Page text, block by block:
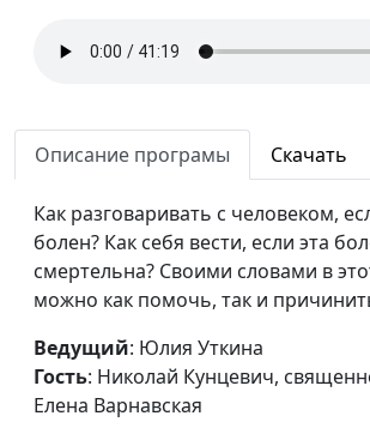
Описание програмы Скачать
Как разговаривать с человеком,
болен? Как себя вести, если эта
смертельна? Своими словами в
можно как помочь, так и
Ведущий: Юлия Уткина
Гость: Николай Кунцевич,
Елена Варнавская
Елена
духовный мир, как он
на нас влияет?
Елена
Какие бывают духи?
Юлия
Елена
Как правильно
молиться?
Юлия